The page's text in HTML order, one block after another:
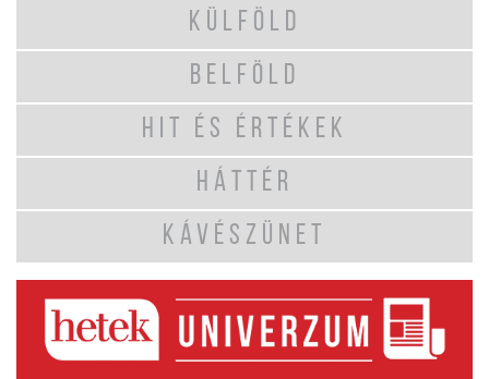
KÜLFÖLD
BELFÖLD
HIT ÉS ÉRTÉKEK
HÁTTÉR
KÁVÉSZÜNET